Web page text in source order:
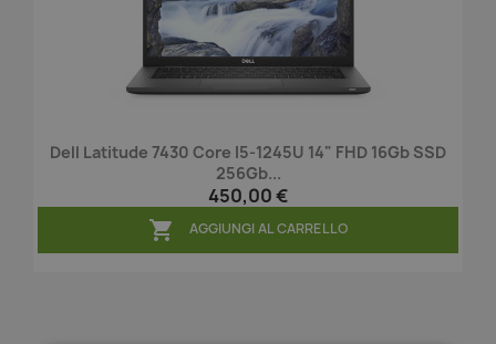
Dell Latitude 7430 Core I5-1245U 14" FHD 16Gb SSD
256Gb...
450,00 €
 AGGIUNGI AL CARRELLO